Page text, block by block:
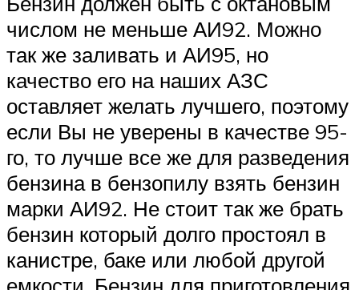
числом не меньше АИ92. Можно
так же заливать и АИ95, но
качество его на наших АЗС
оставляет желать лучшего, поэтому
если Вы не уверены в качестве 95-
го, то лучше все же для разведения
бензина в бензопилу взять бензин
марки АИ92. Не стоит так же брать
бензин который долго простоял в
канистре, баке или любой другой